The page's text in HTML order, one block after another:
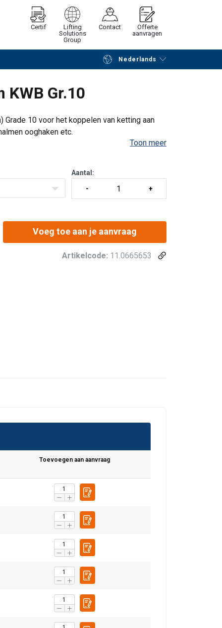
Certif
Lifting
Solutions
Group
Contact
Offerte
aanvragen
Nederlands
winkelen Vraag offerte aan
Gr.10
10 voor het koppelen van ketting aan
ooghaken etc.
Toon meer
Aantal:
Voeg toe aan je aanvraag
Artikelcode: 11.0665653
Toevoegen aan aanvraag
ENGLISH TRANSLATION
te analyseren. We
die deze